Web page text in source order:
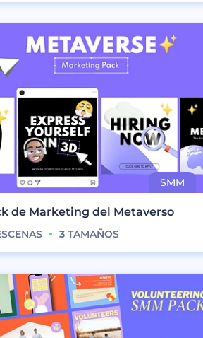
de Marketing del Metaverso
3 TAMAÑOS